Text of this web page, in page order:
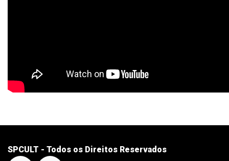
SPCULT - Todos os Direitos Reservados